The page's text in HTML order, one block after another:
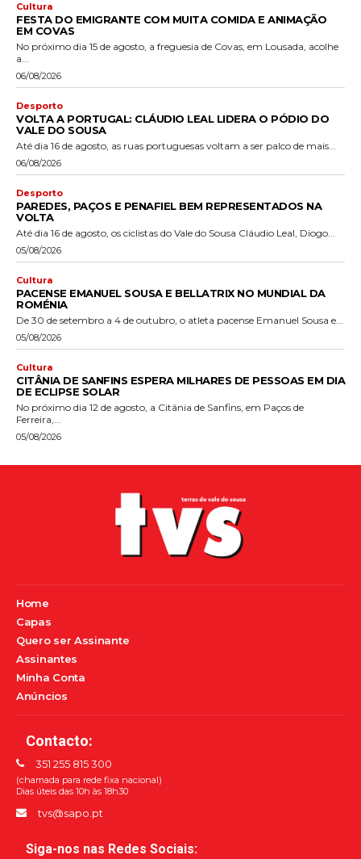
Cultura
FESTA DO EMIGRANTE COM MUITA COMIDA E ANIMAÇÃO
EM COVAS
No próximo dia 15 de agosto, a freguesia de Covas, em Lousada, acolhe
a...
06/08/2026
Desporto
VOLTA A PORTUGAL: CLÁUDIO LEAL LIDERA O PÓDIO DO
VALE DO SOUSA
Até dia 16 de agosto, as ruas portuguesas voltam a ser palco de mais...
06/08/2026
Desporto
PAREDES, PAÇOS E PENAFIEL BEM REPRESENTADOS NA
VOLTA
Até dia 16 de agosto, os ciclistas do Vale do Sousa Cláudio Leal, Diogo...
05/08/2026
Cultura
PACENSE EMANUEL SOUSA E BELLATRIX NO MUNDIAL DA
ROMÉNIA
De 30 de setembro a 4 de outubro, o atleta pacense Emanuel Sousa e...
05/08/2026
Cultura
CITÂNIA DE SANFINS ESPERA MILHARES DE PESSOAS EM DIA
DE ECLIPSE SOLAR
No próximo dia 12 de agosto, a Citânia de Sanfins, em Paços de
Ferreira,...
05/08/2026
Home
Capas
Quero ser Assinante
Assinantes
Minha Conta
Anúncios
Contacto:
351 255 815 300
(chamada para rede fixa nacional)
Dias úteis das 10h às 18h30
tvs@sapo.pt
Siga-nos nas Redes Sociais: